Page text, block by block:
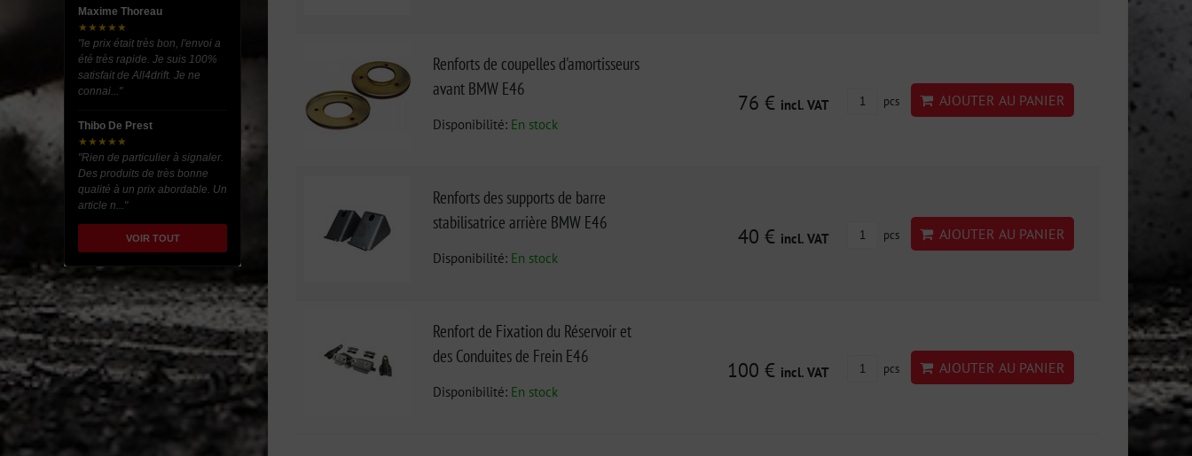
Renforts de coupelles d'amortisseurs
avant BMW E46
Disponibilité: En stock
76 € incl. VAT pcs AJOUTER AU PANIER
Renforts des supports de barre
stabilisatrice arrière BMW E46
Disponibilité: En stock
40 € incl. VAT pcs AJOUTER AU PANIER
Renfort de Fixation du Réservoir et
des Conduites de Frein E46
Disponibilité: En stock
100 € incl. VAT pcs AJOUTER AU PANIER
Maxime Thoreau
★★★★★
"le prix était très bon, l'envoi a
été très rapide. Je suis 100%
satisfait de All4drift. Je ne
connai..."
Thibo De Prest
★★★★★
"Rien de particulier à signaler.
Des produits de très bonne
qualité à un prix abordable. Un
article n..."
VOIR TOUT